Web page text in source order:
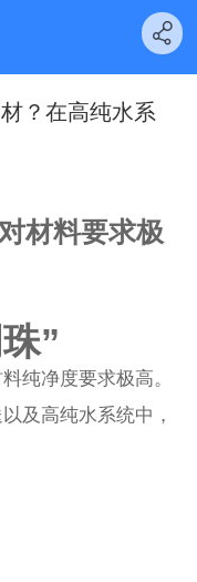
？在高纯水系
材料要求极
”
纯净度要求极高。
及高纯水系统中，